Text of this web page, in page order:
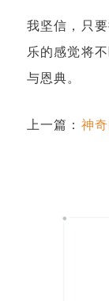
我坚信，只
乐的感觉将
与恩典。
上一篇： 神